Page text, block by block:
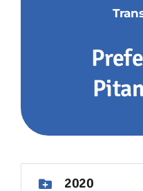
Apoiadores
2020